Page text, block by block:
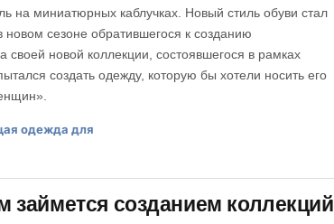
на миниатюрных каблучках. Новый стиль обуви стал
сезоне обратившегося к созданию
своей новой коллекции, состоявшегося в рамках
создать одежду, которую бы хотели носить его
созданием коллекций